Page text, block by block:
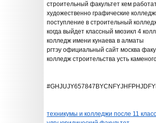
строительный факультет кем
художественно графические
поступление в строительный
когда выйдет классный мюзикл 4
колледж имени кунаева в алматы
ргтэу официальный сайт москва
колледж строительства усть
техникумы и колледжи после 11